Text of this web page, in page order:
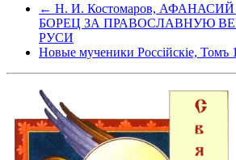
← Н. И. Костомаров,
БОРЕЦ ЗА ПРАВОСЛАВНУЮ
РУСИ
Новые мученики Россійскіе, Томъ